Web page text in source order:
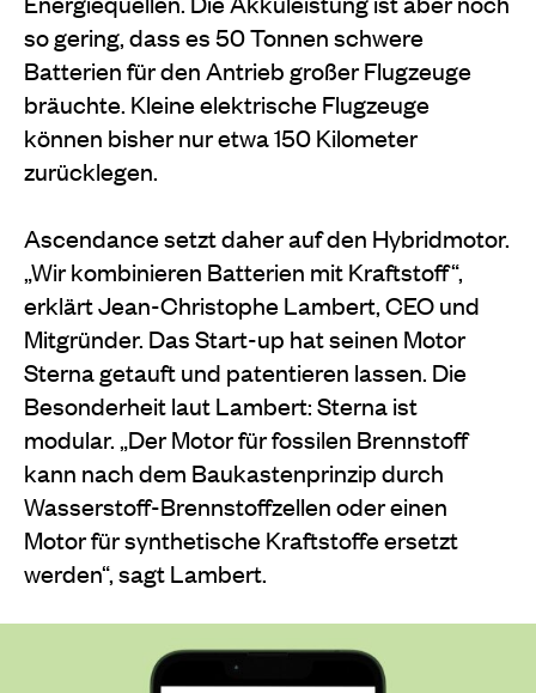
so gering, dass es 50 Tonnen schwere
Batterien für den Antrieb großer Flugzeuge
bräuchte. Kleine elektrische Flugzeuge
können bisher nur etwa 150 Kilometer
zurücklegen.
Ascendance setzt daher auf den Hybridmotor.
„Wir kombinieren Batterien mit Kraftstoff“,
erklärt Jean-Christophe Lambert, CEO und
Mitgründer. Das Start-up hat seinen Motor
Sterna getauft und patentieren lassen. Die
Besonderheit laut Lambert: Sterna ist
modular. „Der Motor für fossilen Brennstoff
kann nach dem Baukastenprinzip durch
Wasserstoff-Brennstoffzellen oder einen
Motor für synthetische Kraftstoffe ersetzt
werden“, sagt Lambert.